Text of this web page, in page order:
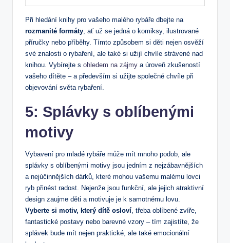
Při ⁤hledání knihy ⁤pro vašeho ⁢malého rybáře ‌dbejte na
rozmanité formáty , ať ​už⁣ se jedná o komiksy,⁣ ilustrované
⁤příručky nebo příběhy. Tímto způsobem si ⁤děti ⁢nejen osvěží
své ‌znalosti ⁣o rybaření, ale ‍také si ​užijí chvíle ​strávené nad
knihou.⁤ Vybírejte s ohledem na zájmy a úroveň zkušeností ​
vašeho dítěte – a⁣ především si ‌užijte společné chvíle⁤ při
objevování světa​ rybaření.
5: Splávky ‍s‍ oblíbenými
motivy
Vybavení pro​ mladé rybáře ‍může⁢ mít ⁢mnoho podob, ​ale⁣
splávky s oblíbenými motivy ⁣jsou jedním ‍z nejzábavnějších⁢
a nejúčinnějších dárků, které ⁤mohou vašemu malému⁤ lovci
ryb přinést radost. Nejenže jsou funkční,⁣ ale ‌jejich ⁢atraktivní
design zaujme‍ děti a ​motivuje je k ‌samotnému lovu.
Vyberte ​si ‌motiv, který ​dítě osloví , třeba oblíbené⁣ zvíře,‌
fantastické postavy nebo ⁢barevné vzory⁣ – tím ​zajistíte, že
splávek bude ​mít nejen praktické, ale ⁢také emocionální‌